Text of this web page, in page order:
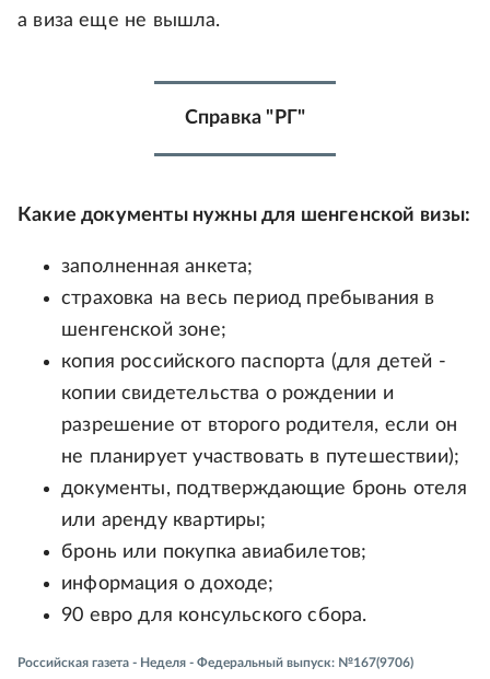
а виза еще не вышла.
Справка "РГ"
Какие документы нужны для шенгенской визы:
заполненная анкета;
страховка на весь период пребывания в
шенгенской зоне;
копия российского паспорта (для детей -
копии свидетельства о рождении и
разрешение от второго родителя, если он
не планирует участвовать в путешествии);
документы, подтверждающие бронь отеля
или аренду квартиры;
бронь или покупка авиабилетов;
информация о доходе;
90 евро для консульского сбора.
Российская газета - Неделя - Федеральный выпуск: №167(9706)